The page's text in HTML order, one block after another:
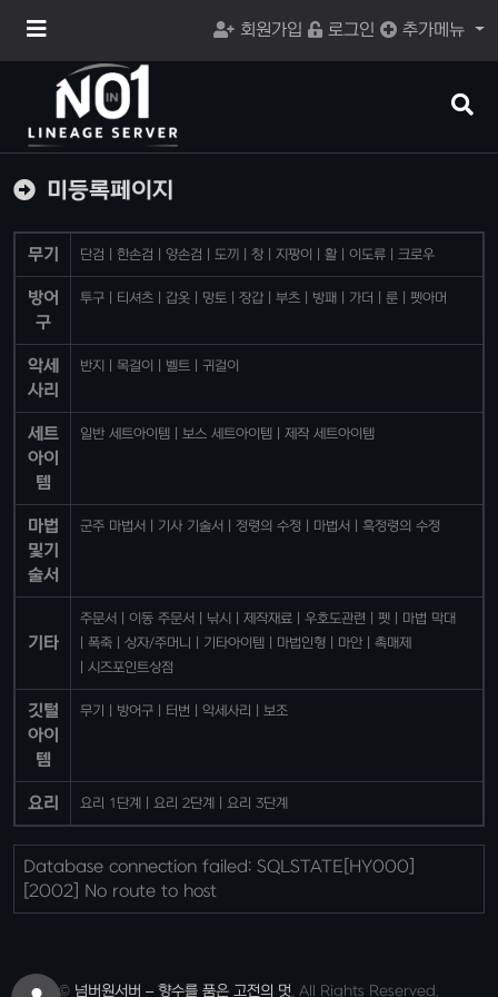
메
회원가입 로그인 추가메뉴
검
버
미등록페이지
무기 단검 한손검 양손검 도끼 창 지팡이 활 이도류 크로우
방어
구
투구 티셔츠 갑옷 망토 장갑 부츠 방패 가더 룬 펫아머
악세
사리
반지 목걸이 벨트 귀걸이
세트
아이
템
일반 세트아이템 보스 세트아이템 제작 세트아이템
마법
및기
술서
군주 마법서 기사 기술서 정령의 수정 마법서 흑정령의 수정
기타
주문서 이동 주문서 낚시 제작재료 우호도관련 펫
마법 막대
폭죽
상자/주머니 기타아이템 마법인형 마안
촉매제
시즈포인트상점
깃털
아이
템
무기 방어구 터번 악세사리 보조
요리 요리 1단계 요리 2단계 요리 3단계
Database connection failed: SQLSTATE[HY000]
[2002] No route to host
© 넘버원서버 – 향수를 품은 고전의 멋. All Rights Reserved.